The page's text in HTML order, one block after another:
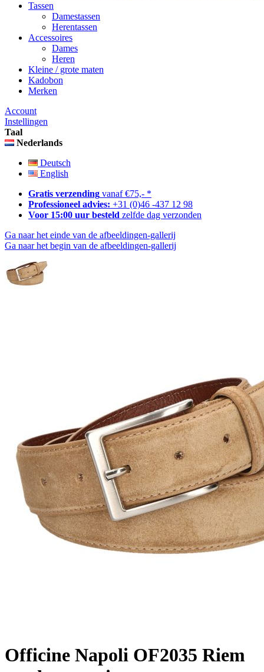
Tassen
Damestassen
Herentassen
Accessoires
Dames
Heren
Kleine / grote maten
Kadobon
Merken
Account
Instellingen
Taal
Nederlands
Deutsch
English
Gratis verzending vanaf €75,- *
Professioneel advies: +31 (0)46 -437 12 98
Voor 15:00 uur besteld zelfde dag verzonden
Ga naar het einde van de afbeeldingen-gallerij
Ga naar het begin van de afbeeldingen-gallerij
Officine Napoli OF2035 Riem